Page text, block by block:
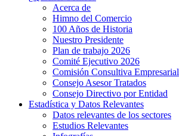
Acerca de
Himno del Comercio
100 Años de Historia
Nuestro Presidente
Plan de trabajo 2026
Comité Ejecutivo 2026
Comisión Consultiva Empresarial
Consejo Asesor Tratados
Consejo Directivo por Entidad
Estadística y Datos Relevantes
Datos relevantes de los sectores
Estudios Relevantes